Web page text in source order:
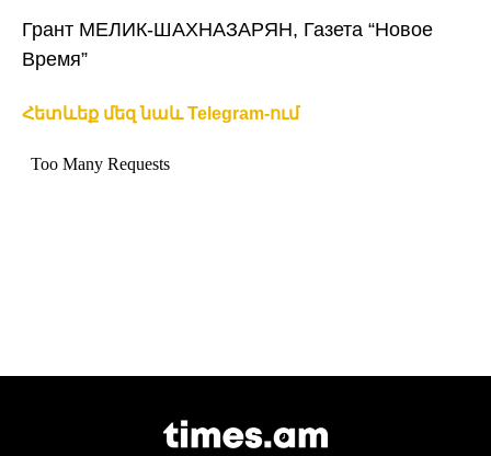
Грант МЕЛИК-ШАХНАЗАРЯН, Газета “Новое
Время”
Հետևեք մեզ նաև Telegram-ում